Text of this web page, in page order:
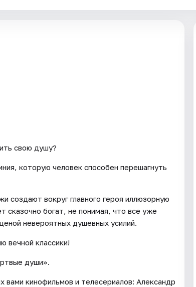
свою душу?
которую человек способен перешагнуть
создают вокруг главного героя иллюзорную
сказочно богат, не понимая, что все уже
невероятных душевных усилий.
вечной классики!
души».
вами кинофильмов и телесериалов: Александр